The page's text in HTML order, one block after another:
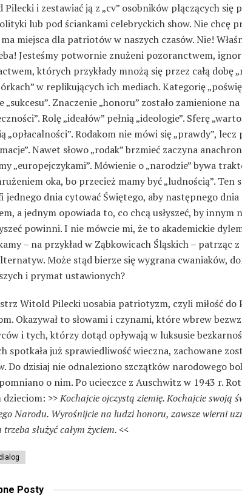
i zestawiać ją z „cv” osobników plączących się
lub pod ściankami celebryckich show. Nie chcę
miejsca dla patriotów w naszych czasów. Nie!
Jesteśmy potwornie znużeni pozoranctwem,
których przykłady mnożą się przez całą dobę
w replikujących ich mediach. Kategorię
„sukcesu”. Znaczenie „honoru” zostało zamienione
Rolę „ideałów” pełnią „ideologie”. Sferę
„opłacalności”. Rodakom nie mówi się „prawdy”, lecz
Nawet słowo „rodak” brzmieć zaczyna
„europejczykami”. Mówienie o „narodzie” bywa
oka, bo przecież mamy być „ludnością”. Ten
jednego dnia cytować Świętego, aby następnego dnia
a jednym opowiada to, co chcą usłyszeć, by innym
powinni. I nie mówcie mi, że to akademickie
– na przykład w Ząbkowicach Śląskich – patrząc
Może stąd bierze się wygrana cwaniaków,
i prymat ustawionych?
Witold Pilecki uosabia patriotyzm, czyli miłość do
Okazywał to słowami i czynami, które wbrew
i tych, którzy dotąd opływają w luksusie
spotkała już sprawiedliwość wieczna, zachowane
Do dzisiaj nie odnaleziono szczątków narodowego
o nim. Po ucieczce z Auschwitz w 1943 r.
dzieciom: >> Kochajcie ojczystą ziemię. Kochajcie swoją
Narodu. Wyrośnijcie na ludzi honoru, zawsze wierni
służyć całym życiem. <<
dialog
Posty